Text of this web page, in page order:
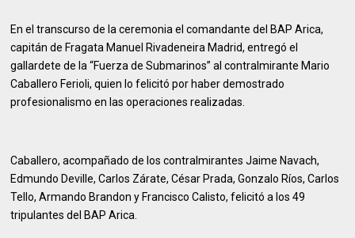
En el transcurso de la ceremonia el comandante del BAP Arica,
capitán de Fragata Manuel Rivadeneira Madrid, entregó el
gallardete de la “Fuerza de Submarinos” al contralmirante Mario
Caballero Ferioli, quien lo felicitó por haber demostrado
profesionalismo en las operaciones realizadas.
Caballero, acompañado de los contralmirantes Jaime Navach,
Edmundo Deville, Carlos Zárate, César Prada, Gonzalo Ríos, Carlos
Tello, Armando Brandon y Francisco Calisto, felicitó a los 49
tripulantes del BAP Arica.